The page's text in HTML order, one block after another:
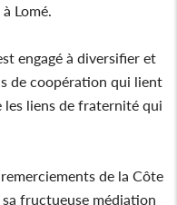
Lomé.
engagé à diversifier et
de coopération qui lient
les liens de fraternité qui
de la Côte
fructueuse médiation